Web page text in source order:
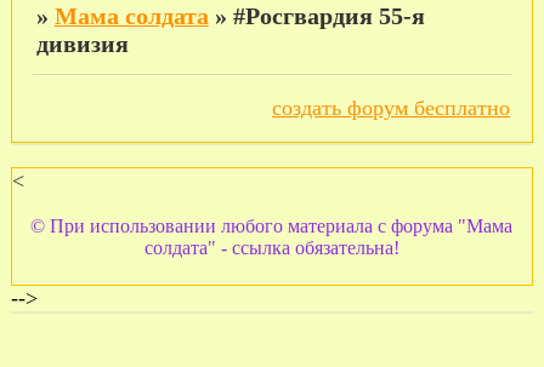
» Мама солдата » #Росгвардия 55-я
дивизия
создать форум бесплатно
<
© При использовании любого материала с форума "Мама
солдата" - ссылка обязательна!
-->